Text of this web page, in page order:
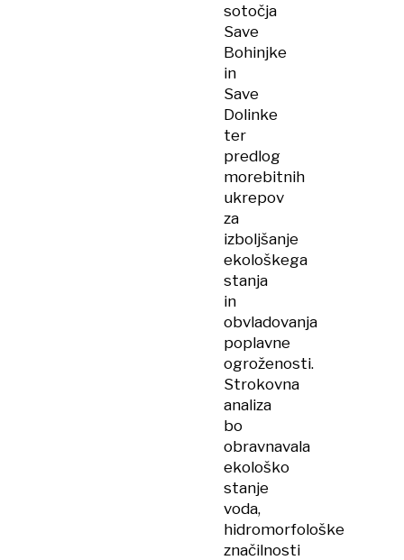
sotočja
Save
Bohinjke
in
Save
Dolinke
ter
predlog
morebitnih
ukrepov
za
izboljšanje
ekološkega
stanja
in
obvladovanja
poplavne
ogroženosti.
Strokovna
analiza
bo
obravnavala
ekološko
stanje
voda,
hidromorfološke
značilnosti